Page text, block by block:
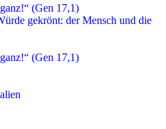
(Gen 17,1)
gekrönt: der Mensch und die
(Gen 17,1)